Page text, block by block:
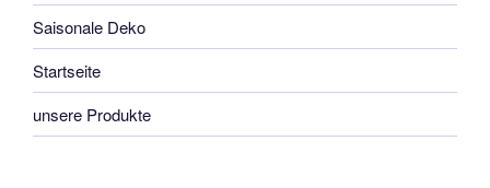
Saisonale Deko
Startseite
unsere Produkte